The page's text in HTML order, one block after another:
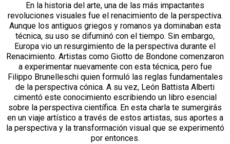
En la historia del arte, una de las más impactantes
revoluciones visuales fue el renacimiento de la perspectiva.
Aunque los antiguos griegos y romanos ya dominaban esta
técnica, su uso se difuminó con el tiempo. Sin embargo,
Europa vio un resurgimiento de la perspectiva durante el
Renacimiento. Artistas como Giotto de Bondone comenzaron
a experimentar nuevamente con esta técnica, pero fue
Filippo Brunelleschi quien formuló las reglas fundamentales
de la perspectiva cónica. A su vez, León Battista Alberti
cimentó este conocimiento escribiendo un libro esencial
sobre la perspectiva científica. En esta charla te sumergirás
en un viaje artístico a través de estos artistas, sus aportes a
la perspectiva y la transformación visual que se experimentó
por entonces.